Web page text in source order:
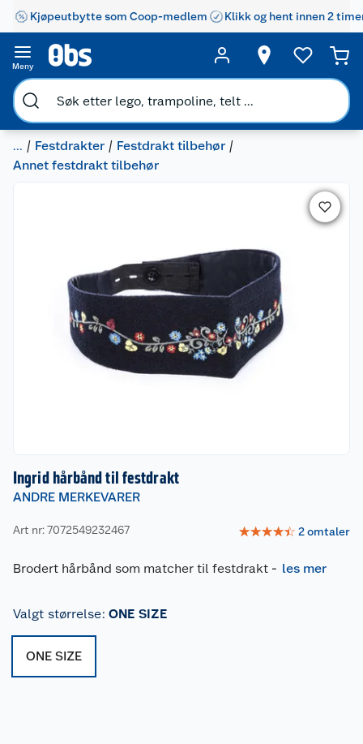
Kjøpeutbytte som Coop-medlem Klikk og hent innen 2
Meny
... Festdrakter
Festdrakt tilbehør
Annet festdrakt tilbehør
Ingrid hårbånd til festdrakt
ANDRE MERKEVARER
Art nr: 7072549232467 ☆☆☆☆☆ 2omtaler
Brodert hårbånd som matcher til festdrakt - les mer
Valgt størrelse: ONE SIZE
ONE SIZE